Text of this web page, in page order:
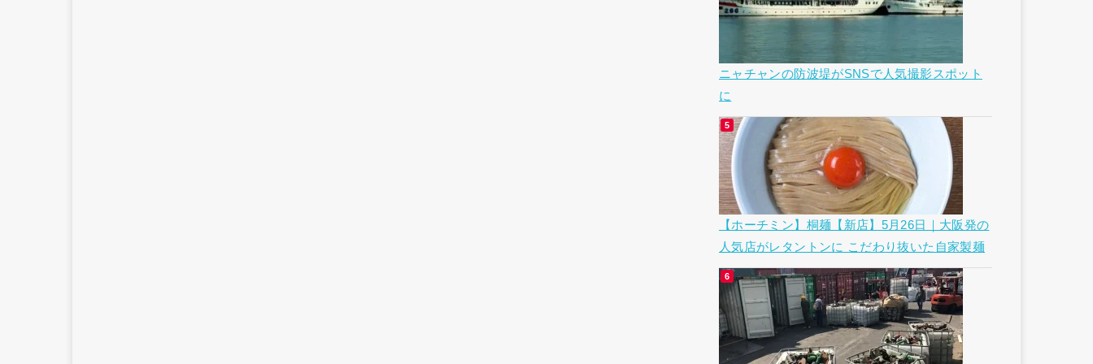
ニャチャンの防波堤がSNSで人気撮影スポット
に
【ホーチミン】桐麺【新店】5月26日｜大阪発の
人気店がレタントンに こだわり抜いた自家製麺